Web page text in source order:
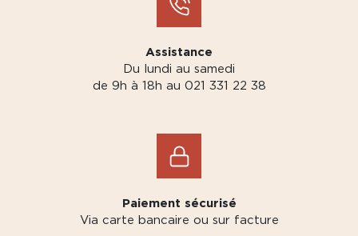
Assistance
Du lundi au samedi
de 9h à 18h au 021 331 22 38
Paiement sécurisé
Via carte bancaire ou sur facture